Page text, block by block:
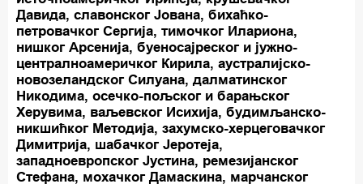
Давида, славонског Јована, бихаћко-
петровачког Сергија, тимочког Илариона,
нишког Арсенија, буеносајреског и јужно-
централноамеричког Кирила, аустралијско-
новозеландског Силуана, далматинског
Никодима, осечко-пољског и барањског
Херувима, ваљевског Исихија, будимљанско-
никшићког Методија, захумско-херцеговачког
Димитрија, шабачког Јеротеја,
западноевропског Јустина, ремезијанског
Стефана, мохачког Дамаскина, марчанског